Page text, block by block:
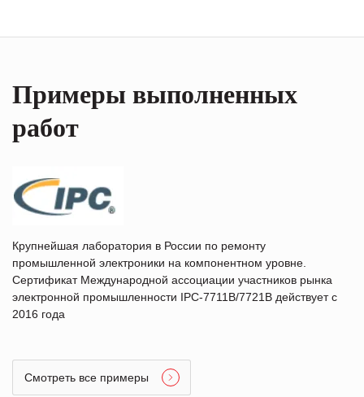
Примеры выполненных
работ
Крупнейшая лаборатория в России по ремонту
промышленной электроники на компонентном уровне.
Сертификат Международной ассоциации участников рынка
электронной промышленности IPC-7711B/7721B действует с
2016 года
Смотреть все примеры